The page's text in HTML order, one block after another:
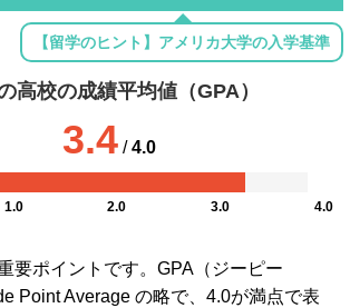
【留学のヒント】アメリカ大学の入学基準
高校の成績平均値（GPA）
3.4/4.0
1.0 2.0 3.0 4.0
要ポイントです。GPA（ジーピー
Point Average の略で、4.0が満点で表